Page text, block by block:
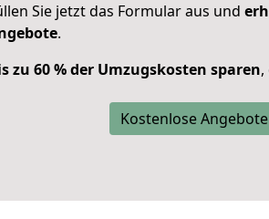
Sie jetzt das Formular aus und
.
zu 60 % der Umzugskosten sparen
Kostenlose